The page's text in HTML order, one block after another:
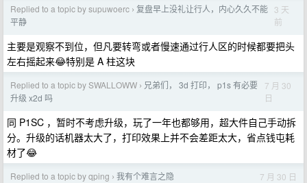
Replied to a topic by supuwoerc › 复盘早上没礼让行人，内心久久不能
平静
3 天
前
主要是观察不到位，但凡要转弯或者慢速通过行人区的时候都要把头
左右摇起来😂特别是 A 柱这块
Replied to a topic by SWALLOWW › 兄弟们， 3d 打印， p1s 有必要
升级 x2d 吗
7 月 30
日
同 P1SC ，暂时不考虑升级，玩了一年也都够用，超大件自己手动拆
分。升级的话机器太大了，打印效果上并不会差距太大，省点钱屯耗
材了😂
Replied to a topic by qping › 我有个难言之隐 7 月 30 日